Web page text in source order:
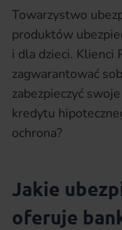
Towarzystwo
produktów
i dla dzieci. Klienci
zagwarantować
zabezpieczyć
kredytu
ochrona?
Jakie
oferuje